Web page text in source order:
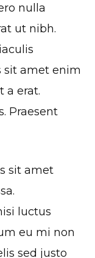
nulla
ut nibh.
sit amet enim
a erat.
Praesent
sit amet
luctus
eu mi non
sed justo